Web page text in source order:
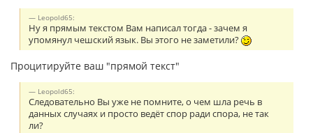
Leopold65:
Ну я прямым текстом Вам написал тогда - зачем я
упомянул чешский язык. Вы этого не заметили?
Процитируйте ваш "прямой текст"
Leopold65:
Следовательно Вы уже не помните, о чем шла речь в
данных случаях и просто ведёт спор ради спора, не так
ли?